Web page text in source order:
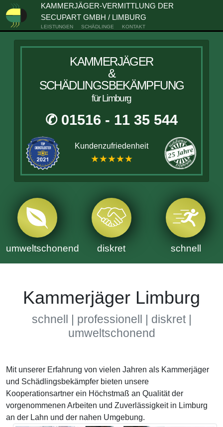
KAMMERJÄGER-VERMITTLUNG DER
SECUPART GMBH / LIMBURG
LEISTUNGEN SCHÄDLINGE KONTAKT
KAMMERJÄGER
&
SCHÄDLINGSBEKÄMPFUNG
für Limburg
✆ 01516 - 11 35 544
Kundenzufriedenheit
★★★★★
umweltschonend diskret schnell
Kammerjäger Limburg
schnell | professionell | diskret |
umweltschonend
Mit unserer Erfahrung von vielen Jahren als Kammerjäger
und Schädlingsbekämpfer bieten unsere
Kooperationsartner ein Höchstmaß an Qualität der
vorgenommenen Arbeiten und Zuverlässigkeit in Limburg
an der Lahn und der nahen Umgebung.